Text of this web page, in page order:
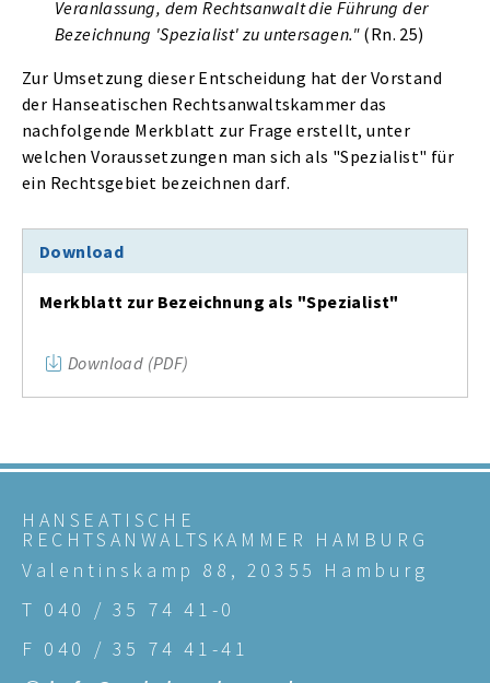
Veranlassung, dem Rechtsanwalt die Führung der
Bezeichnung 'Spezialist' zu untersagen."(Rn. 25)
Zur Umsetzung dieser Entscheidung hat der Vorstand
der Hanseatischen Rechtsanwaltskammer das
nachfolgende Merkblatt zur Frage erstellt, unter
welchen Voraussetzungen man sich als "Spezialist" für
ein Rechtsgebiet bezeichnen darf.
Download
Merkblatt zur Bezeichnung als "Spezialist"
Download (PDF)
HANSEATISCHE
RECHTSANWALTSKAMMER HAMBURG
Valentinskamp 88, 20355 Hamburg
T 040 / 35 74 41-0
F 040 / 35 74 41-41